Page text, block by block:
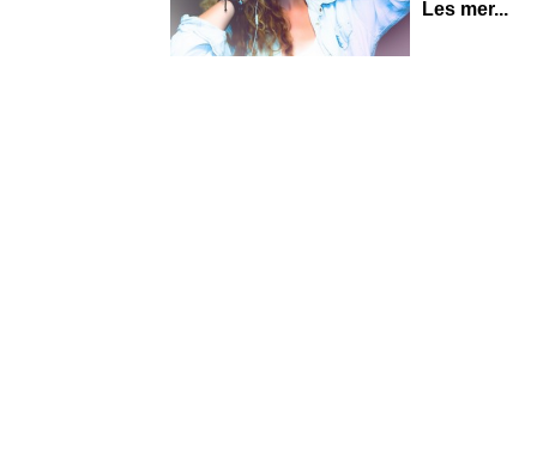
Les mer...